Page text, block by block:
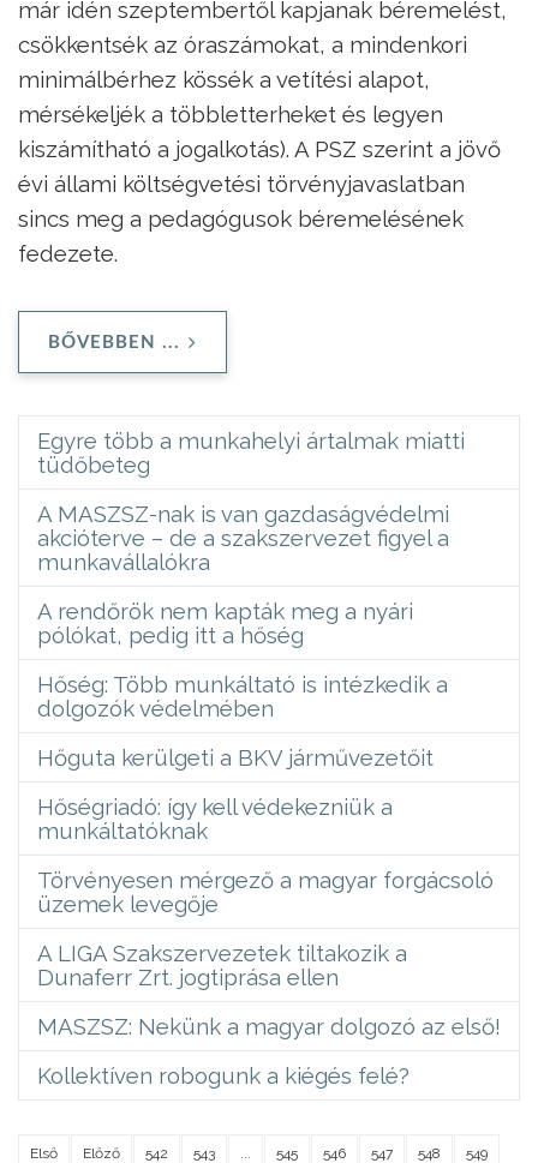
már idén szeptembertől kapjanak béremelést,
csökkentsék az óraszámokat, a mindenkori
minimálbérhez kössék a vetítési alapot,
mérsékeljék a többletterheket és legyen
kiszámítható a jogalkotás). A PSZ szerint a jövő
évi állami költségvetési törvényjavaslatban
sincs meg a pedagógusok béremelésének
fedezete.
BŐVEBBEN ...
Egyre több a munkahelyi ártalmak miatti
tüdőbeteg
A MASZSZ-nak is van gazdaságvédelmi
akcióterve – de a szakszervezet figyel a
munkavállalókra
A rendőrök nem kapták meg a nyári
pólókat, pedig itt a hőség
Hőség: Több munkáltató is intézkedik a
dolgozók védelmében
Hőguta kerülgeti a BKV járművezetőit
Hőségriadó: így kell védekezniük a
munkáltatóknak
Törvényesen mérgező a magyar forgácsoló
üzemek levegője
A LIGA Szakszervezetek tiltakozik a
Dunaferr Zrt. jogtiprása ellen
MASZSZ: Nekünk a magyar dolgozó az első!
Kollektíven robogunk a kiégés felé?
Első Előző 542 543 545 546 547 548 549